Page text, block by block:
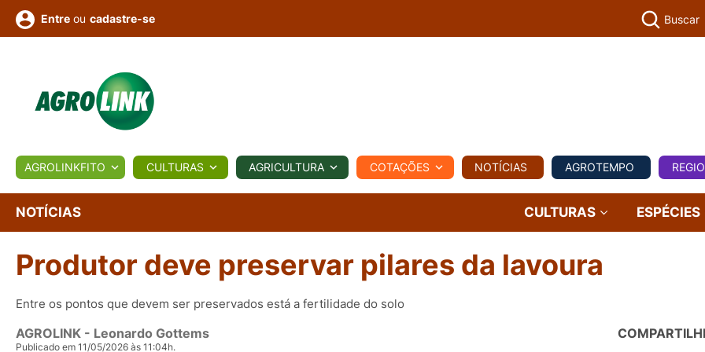
BIOLÓGICOS COTAÇÕES NOTÍCIAS AGROTEMPO REGIONAL COMERCIAL AGROVIAGENS
Conversor Colunistas Eventos
e
Vídeos
Entre ou cadastre-se Buscar
AGROLINKFITO CULTURAS AGRICULTURA COTAÇÕES NOTÍCIAS AGROTEMPO
NOTÍCIAS CULTURAS ESPÉCIES
Produtor deve preservar pilares da lavoura
Entre os pontos que devem ser preservados está a fertilidade do solo
AGROLINK - Leonardo Gottems
Publicado em 11/05/2026 às 11:04h.